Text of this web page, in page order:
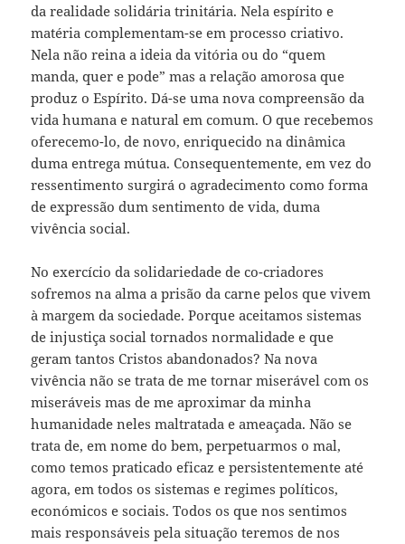
da realidade solidária trinitária. Nela espírito e
matéria complementam-se em processo criativo.
Nela não reina a ideia da vitória ou do “quem
manda, quer e pode” mas a relação amorosa que
produz o Espírito. Dá-se uma nova compreensão da
vida humana e natural em comum. O que recebemos
oferecemo-lo, de novo, enriquecido na dinâmica
duma entrega mútua. Consequentemente, em vez do
ressentimento surgirá o agradecimento como forma
de expressão dum sentimento de vida, duma
vivência social.
No exercício da solidariedade de co-criadores
sofremos na alma a prisão da carne pelos que vivem
à margem da sociedade. Porque aceitamos sistemas
de injustiça social tornados normalidade e que
geram tantos Cristos abandonados? Na nova
vivência não se trata de me tornar miserável com os
miseráveis mas de me aproximar da minha
humanidade neles maltratada e ameaçada. Não se
trata de, em nome do bem, perpetuarmos o mal,
como temos praticado eficaz e persistentemente até
agora, em todos os sistemas e regimes políticos,
económicos e sociais. Todos os que nos sentimos
mais responsáveis pela situação teremos de nos